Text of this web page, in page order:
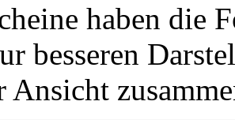
haben die
besseren
Ansicht